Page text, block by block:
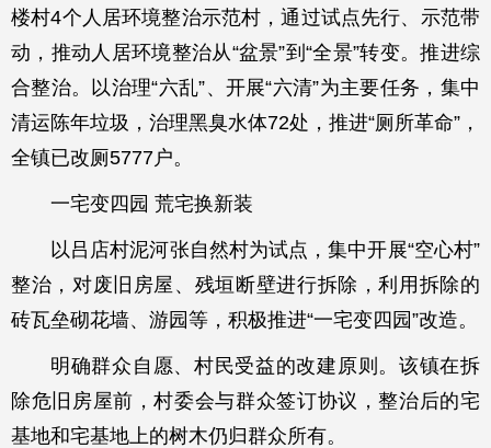
楼村4个人居环境整治示范村，通过试点先行、示范带
动，推动人居环境整治从“盆景”到“全景”转变。推进综
合整治。以治理“六乱”、开展“六清”为主要任务，集中
清运陈年垃圾，治理黑臭水体72处，推进“厕所革命”，
全镇已改厕5777户。
一宅变四园 荒宅换新装
以吕店村泥河张自然村为试点，集中开展“空心村”
整治，对废旧房屋、残垣断壁进行拆除，利用拆除的
砖瓦垒砌花墙、游园等，积极推进“一宅变四园”改造。
明确群众自愿、村民受益的改建原则。该镇在拆
除危旧房屋前，村委会与群众签订协议，整治后的宅
基地和宅基地上的树木仍归群众所有。